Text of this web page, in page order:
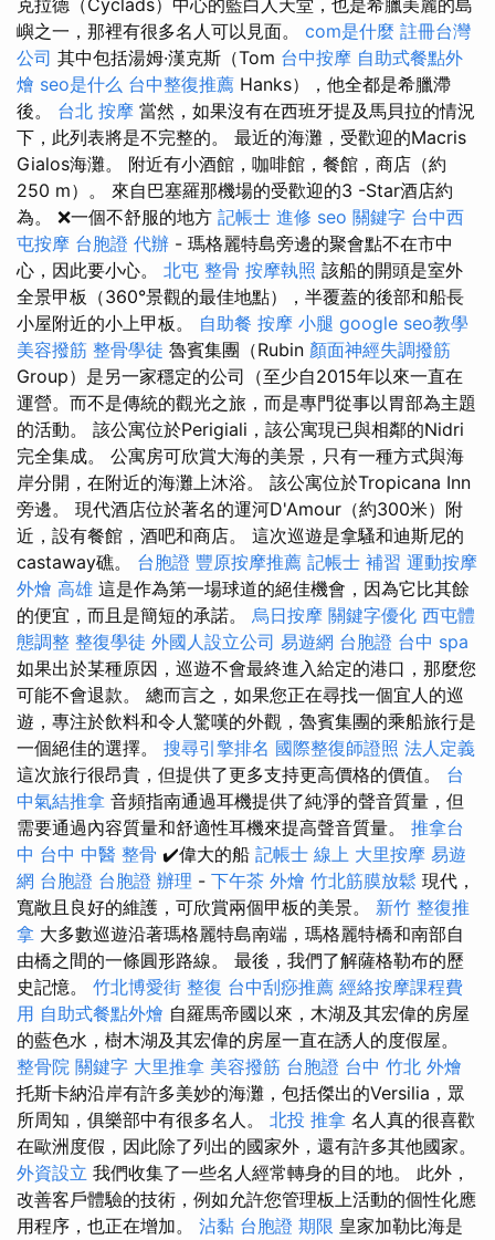
克拉德（Cyclads）中心的藍白人天堂，也是希臘美麗的島
嶼之一，那裡有很多名人可以見面。 com是什麼 註冊台灣
公司 其中包括湯姆·漢克斯（Tom 台中按摩 自助式餐點外
燴 seo是什么 台中整復推薦 Hanks），他全都是希臘滯
後。 台北 按摩 當然，如果沒有在西班牙提及馬貝拉的情況
下，此列表將是不完整的。 最近的海灘，受歡迎的Macris
Gialos海灘。 附近有小酒館，咖啡館，餐館，商店（約
250 m）。 來自巴塞羅那機場的受歡迎的3 -Star酒店約
為。 ❌一個不舒服的地方 記帳士 進修 seo 關鍵字 台中西
屯按摩 台胞證 代辦 - 瑪格麗特島旁邊的聚會點不在市中
心，因此要小心。 北屯 整骨 按摩執照 該船的開頭是室外
全景甲板（360°景觀的最佳地點），半覆蓋的後部和船長
小屋附近的小上甲板。 自助餐 按摩 小腿 google seo教學
美容撥筋 整骨學徒 魯賓集團（Rubin 顏面神經失調撥筋
Group）是另一家穩定的公司（至少自2015年以來一直在
運營。而不是傳統的觀光之旅，而是專門從事以胃部為主題
的活動。 該公寓位於Perigiali，該公寓現已與相鄰的Nidri
完全集成。 公寓房可欣賞大海的美景，只​​有一種方式與海
岸分開，在附近的海灘上沐浴。 該公寓位於Tropicana Inn
旁邊。 現代酒店位於著名的運河D'Amour（約300米）附
近，設有餐館，酒吧和商店。 這次巡遊是拿騷和迪斯尼的
castaway礁。 台胞證 豐原按摩推薦 記帳士 補習 運動按摩
外燴 高雄 這是作為第一場球道的絕佳機會，因為它比其餘
的便宜，而且是簡短的承諾。 烏日按摩 關鍵字優化 西屯體
態調整 整復學徒 外國人設立公司 易遊網 台胞證 台中 spa
如果出於某種原因，巡遊不會最終進入給定的港口，那麼您
可能不會退款。 總而言之，如果您正在尋找一個宜人的巡
遊，專注於飲料和令人驚嘆的外觀，魯賓集團的乘船旅行是
一個絕佳的選擇。 搜尋引擎排名 國際整復師證照 法人定義
這次旅行很昂貴，但提供了更多支持更高價格的價值。 台
中氣結推拿 音頻指南通過耳機提供了純淨的聲音質量，但
需要通過內容質量和舒適性耳機來提高聲音質量。 推拿台
中 台中 中醫 整骨 ✔️偉大的船 記帳士 線上 大里按摩 易遊
網 台胞證 台胞證 辦理 - 下午茶 外燴 竹北筋膜放鬆 現代，
寬敞且良好的維護，可欣賞兩個甲板的美景。 新竹 整復推
拿 大多數巡遊沿著瑪格麗特島南端，瑪格麗特橋和南部自
由橋之間的一條圓形路線。 最後，我們了解薩格勒布的歷
史記憶。 竹北博愛街 整復 台中刮痧推薦 經絡按摩課程費
用 自助式餐點外燴 自羅馬帝國以來，木湖及其宏偉的房屋
的藍色水，樹木湖及其宏偉的房屋一直在誘人的度假屋。
整骨院 關鍵字 大里推拿 美容撥筋 台胞證 台中 竹北 外燴
托斯卡納沿岸有許多美妙的海灘，包括傑出的Versilia，眾
所周知，俱樂部中有很多名人。 北投 推拿 名人真的很喜歡
在歐洲度假，因此除了列出的國家外，還有許多其他國家。
外資設立 我們收集了一些名人經常轉身的目的地。 此外，
改善客戶體驗的技術，例如允許您管理板上活動的個性化應
用程序，也正在增加。 沾黏 台胞證 期限 皇家加勒比海是